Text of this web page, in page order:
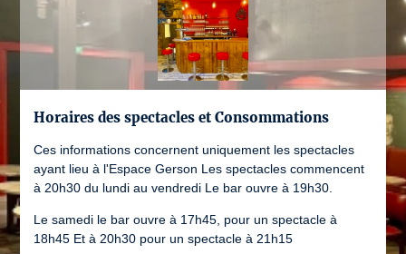
Horaires des spectacles et Consommations
Ces informations concernent uniquement les spectacles
ayant lieu à l'Espace Gerson Les spectacles commencent
à 20h30 du lundi au vendredi Le bar ouvre à 19h30.
Le samedi le bar ouvre à 17h45, pour un spectacle à
18h45 Et à 20h30 pour un spectacle à 21h15